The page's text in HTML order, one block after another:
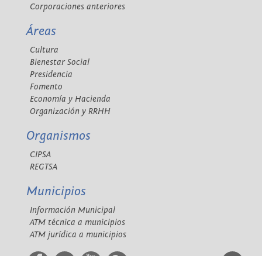
Corporaciones anteriores
Áreas
Cultura
Bienestar Social
Presidencia
Fomento
Economía y Hacienda
Organización y RRHH
Organismos
CIPSA
REGTSA
Municipios
Información Municipal
ATM técnica a municipios
ATM jurídica a municipios